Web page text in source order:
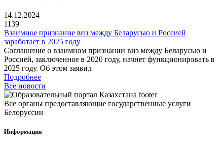
14.12.2024
1139
Взаимное признание виз между Беларусью и Россией
заработает в 2025 году
Соглашение о взаимном признании виз между Беларусью и
Россией, заключенное в 2020 году, начнет функционировать в
2025 году. Об этом заявил
Подробнее
Все новости
Все органы предоставляющие государственные услуги
Белоруссии
Информация